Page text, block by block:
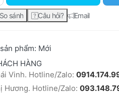
So sánh Câu hỏi? Email
phẩm: Mới
HÀNG
Vinh. Hotline/Zalo:
Hương. Hotline/Zalo: